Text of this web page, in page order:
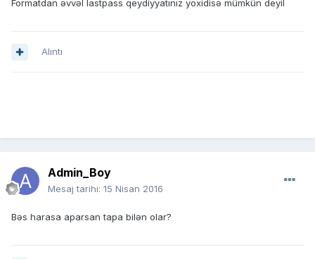
Formatdan əvvəl lastpass qeydiyyatınız yoxidisə mümkün deyil
Alıntı
Admin_Boy
Mesaj tarihi: 15 Nisan 2016
Bəs harasa aparsan tapa bilən olar?